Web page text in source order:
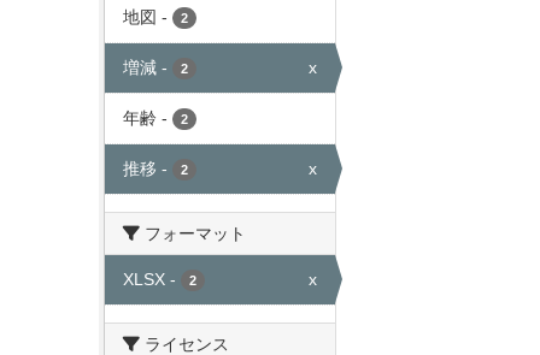
地図 - 2
増減 - 2 x
年齢 - 2
推移 - 2 x
フォーマット
XLSX - 2 x
ライセンス